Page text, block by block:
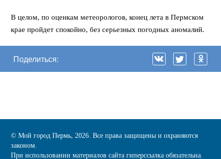
В целом, по оценкам метеорологов, конец лета в Пермском
крае пройдет спокойно, без серьезных погодных аномалий.
Поделиться:
© Мой город Пермь, 2026. Все права защищены и охраняются
законом.
При использовании материалов сайта гиперссылка обязательна.